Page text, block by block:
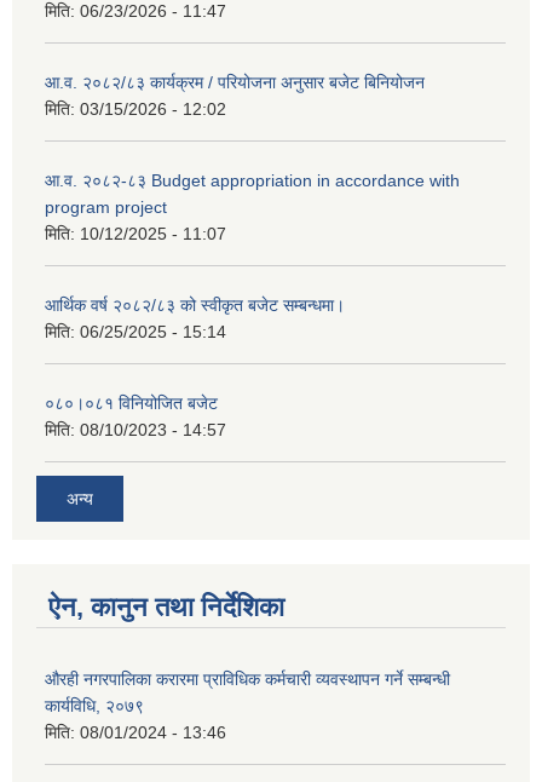
मिति: 06/23/2026 - 11:47
आ.व. २०८२/८३ कार्यक्रम / परियोजना अनुसार बजेट बिनियोजन
मिति: 03/15/2026 - 12:02
आ.व. २०८२-८३ Budget appropriation in accordance with
program project
मिति: 10/12/2025 - 11:07
आर्थिक वर्ष २०८२/८३ को स्वीकृत बजेट सम्बन्धमा।
मिति: 06/25/2025 - 15:14
०८०।०८१ विनियोजित बजेट
मिति: 08/10/2023 - 14:57
अन्य
ऐन, कानुन तथा निर्देशिका
औरही नगरपालिका करारमा प्राविधिक कर्मचारी व्यवस्थापन गर्ने सम्बन्धी
कार्यविधि, २०७९
मिति: 08/01/2024 - 13:46